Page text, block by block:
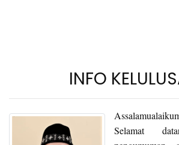
INFO
Selamat